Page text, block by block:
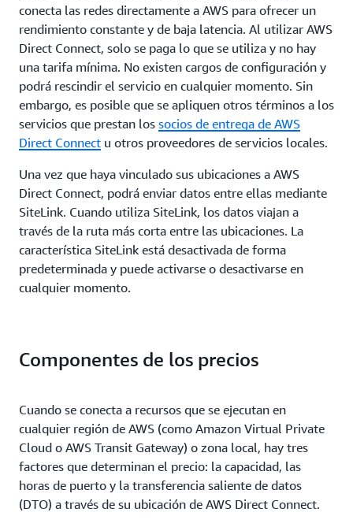
conecta las redes directamente a AWS para ofrecer un
rendimiento constante y de baja latencia. Al utilizar AWS
Direct Connect, solo se paga lo que se utiliza y no hay
una tarifa mínima. No existen cargos de configuración y
podrá rescindir el servicio en cualquier momento. Sin
embargo, es posible que se apliquen otros términos a los
servicios que prestan los socios de entrega de AWS
Direct Connect u otros proveedores de servicios locales.
Una vez que haya vinculado sus ubicaciones a AWS
Direct Connect, podrá enviar datos entre ellas mediante
SiteLink. Cuando utiliza SiteLink, los datos viajan a
través de la ruta más corta entre las ubicaciones. La
característica SiteLink está desactivada de forma
predeterminada y puede activarse o desactivarse en
cualquier momento.
Componentes de los precios
Cuando se conecta a recursos que se ejecutan en
cualquier región de AWS (como Amazon Virtual Private
Cloud o AWS Transit Gateway) o zona local, hay tres
factores que determinan el precio: la capacidad, las
horas de puerto y la transferencia saliente de datos
(DTO) a través de su ubicación de AWS Direct Connect.